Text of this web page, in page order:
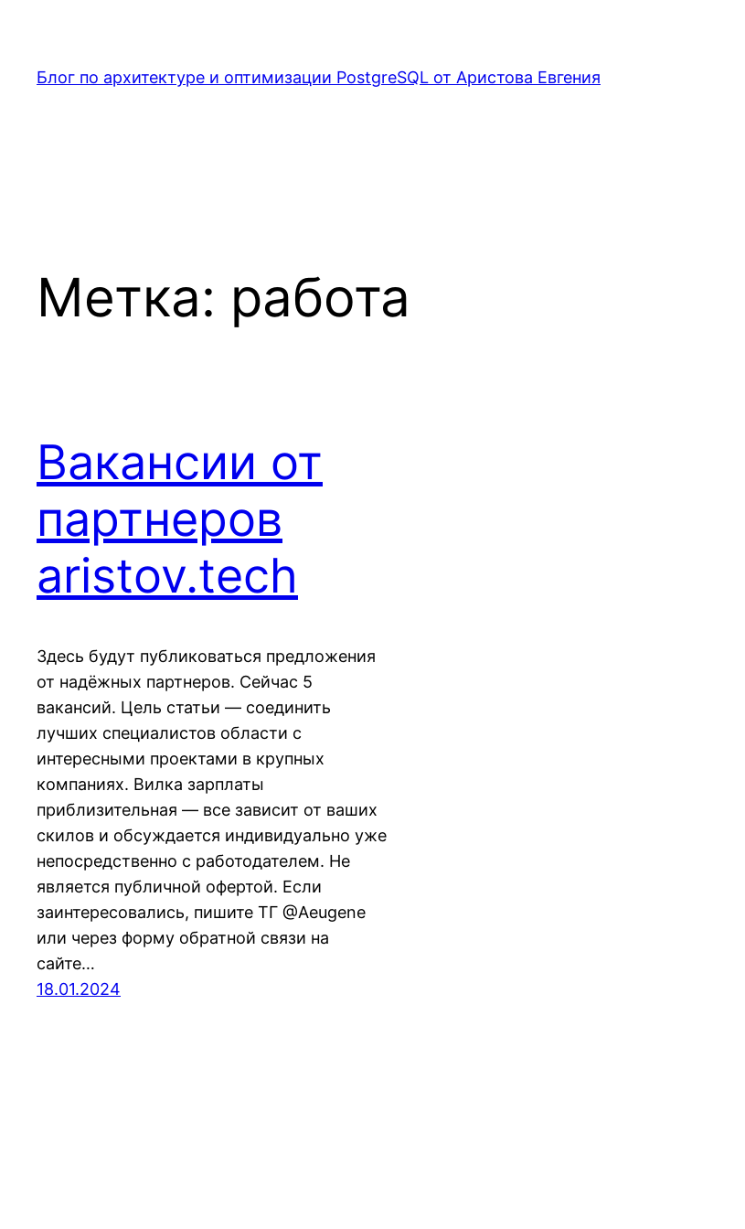
содержимому
Блог по архитектуре и оптимизации PostgreSQL от Аристова Евгения
Метка: работа
Вакансии от
партнеров
aristov.tech
Здесь будут публиковаться предложения
от надёжных партнеров. Сейчас 5
вакансий. Цель статьи — соединить
лучших специалистов области с
интересными проектами в крупных
компаниях. Вилка зарплаты
приблизительная — все зависит от ваших
скилов и обсуждается индивидуально уже
непосредственно с работодателем. Не
является публичной офертой. Если
заинтересовались, пишите ТГ @Aeugene
или через форму обратной связи на
сайте…
18.01.2024